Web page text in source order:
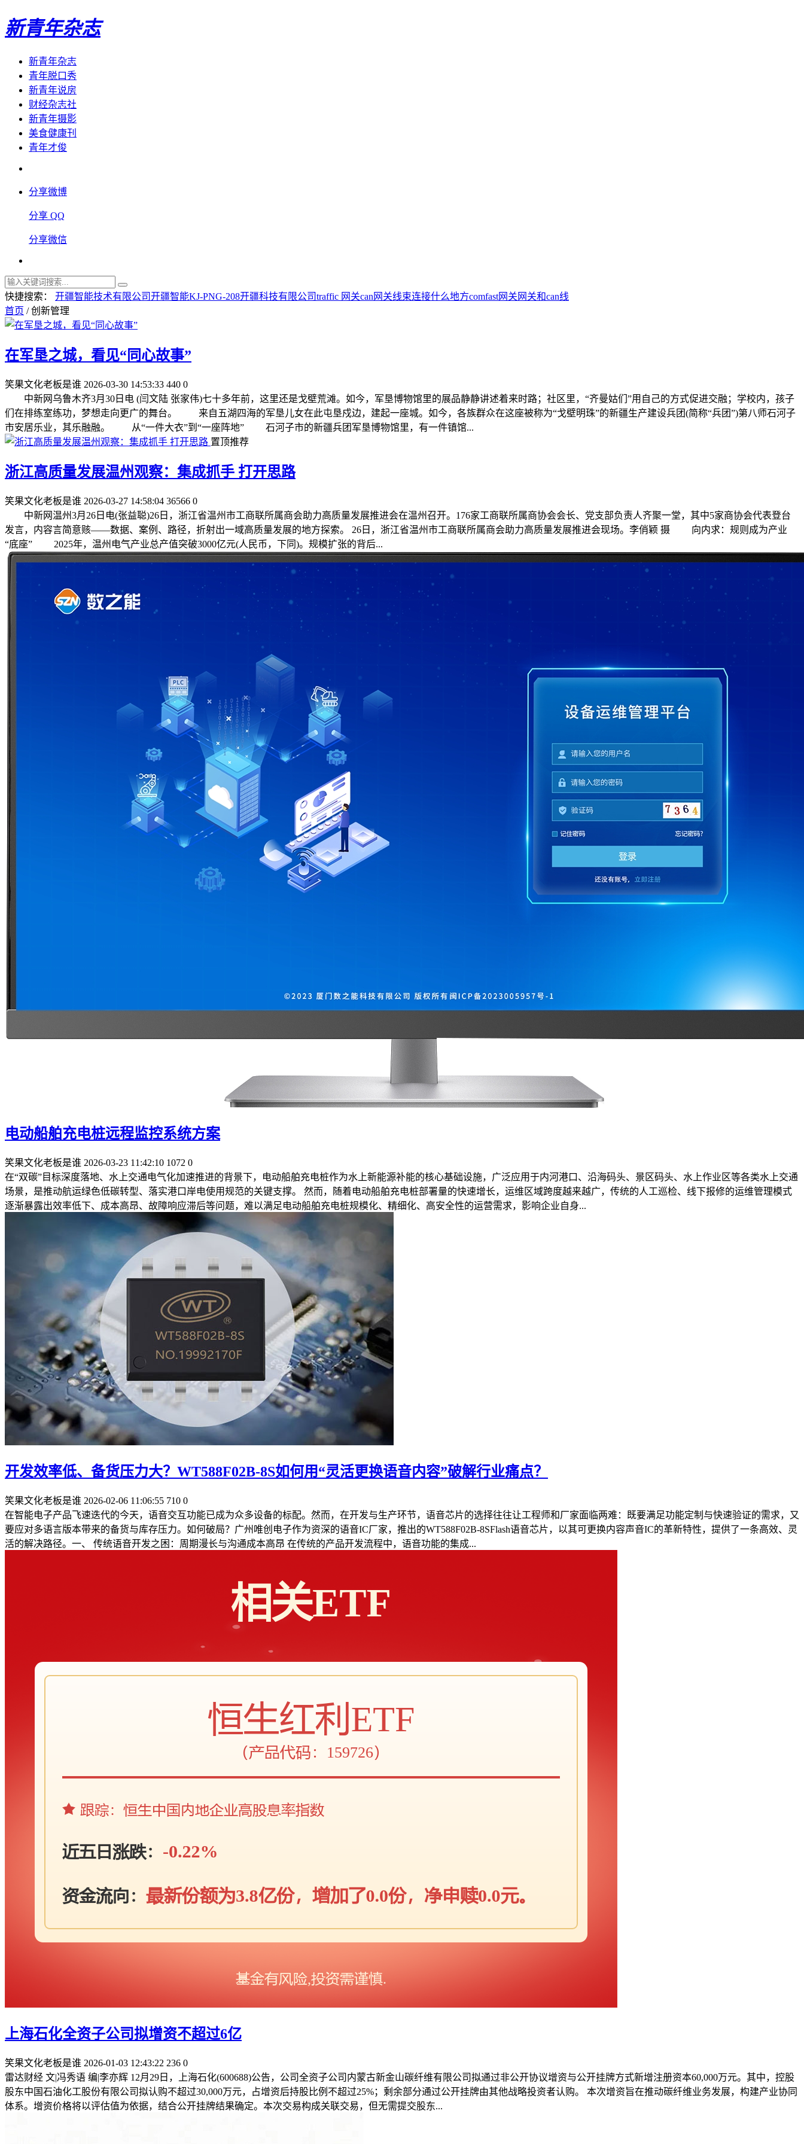
新青年杂志
新青年杂志
青年脱口秀
新青年说房
财经杂志社
新青年摄影
美食健康刊
青年才俊
分享微博
分享 QQ
分享微信
快捷搜索： 开疆智能技术有限公司开疆智能KJ-PNG-208开疆科技有限公司traffic 网关can网关线束连接什么地方comfast网关 网关和can线
首页 / 创新管理
在军垦之城，看见“同心故事”
笑果文化老板是谁 2026-03-30 14:53:33 440 0
中新网乌鲁木齐3月30日电 (闫文陆 张家伟)七十多年前，这里还是戈壁荒滩。如今，军垦博物馆里的展品静静讲述着来时路；社区里，“齐曼姑们”用自己的方式促进交融；学校内，孩子
们在排练室练功，梦想走向更广的舞台。 来自五湖四海的军垦儿女在此屯垦戍边，建起一座城。如今，各族群众在这座被称为“戈壁明珠”的新疆生产建设兵团(简称“兵团”)第八师石河子
市安居乐业，其乐融融。 从“一件大衣”到“一座阵地” 石河子市的新疆兵团军垦博物馆里，有一件镇馆...
置顶推荐
浙江高质量发展温州观察：集成抓手 打开思路
笑果文化老板是谁 2026-03-27 14:58:04 36566 0
中新网温州3月26日电(张益聪)26日，浙江省温州市工商联所属商会助力高质量发展推进会在温州召开。176家工商联所属商协会会长、党支部负责人齐聚一堂，其中5家商协会代表登台
发言，内容言简意赅——数据、案例、路径，折射出一域高质量发展的地方探索。 26日，浙江省温州市工商联所属商会助力高质量发展推进会现场。李俏颖 摄 向内求：规则成为产业
“底座” 2025年，温州电气产业总产值突破3000亿元(人民币，下同)。规模扩张的背后...
电动船舶充电桩远程监控系统方案
笑果文化老板是谁 2026-03-23 11:42:10 1072 0
在“双碳”目标深度落地、水上交通电气化加速推进的背景下，电动船舶充电桩作为水上新能源补能的核心基础设施，广泛应用于内河港口、沿海码头、景区码头、水上作业区等各类水上交通
场景，是推动航运绿色低碳转型、落实港口岸电使用规范的关键支撑。 然而，随着电动船舶充电桩部署量的快速增长，运维区域跨度越来越广，传统的人工巡检、线下报修的运维管理模式
逐渐暴露出效率低下、成本高昂、故障响应滞后等问题，难以满足电动船舶充电桩规模化、精细化、高安全性的运营需求，影响企业自身...
开发效率低、备货压力大？WT588F02B-8S如何用“灵活更换语音内容”破解行业痛点？
笑果文化老板是谁 2026-02-06 11:06:55 710 0
在智能电子产品飞速迭代的今天，语音交互功能已成为众多设备的标配。然而，在开发与生产环节，语音芯片的选择往往让工程师和厂家面临两难：既要满足功能定制与快速验证的需求，又
要应对多语言版本带来的备货与库存压力。如何破局？广州唯创电子作为资深的语音IC厂家，推出的WT588F02B-8SFlash语音芯片，以其可更换内容声音IC的革新特性，提供了一条高效、灵
活的解决路径。 ​ 一、 传统语音开发之困：周期漫长与沟通成本高昂 在传统的产品开发流程中，语音功能的集成...
上海石化全资子公司拟增资不超过6亿
笑果文化老板是谁 2026-01-03 12:43:22 236 0
雷达财经 文|冯秀语 编|李亦辉 12月29日，上海石化(600688)公告，公司全资子公司内蒙古新金山碳纤维有限公司拟通过非公开协议增资与公开挂牌方式新增注册资本60,000万元。其中，控股
股东中国石油化工股份有限公司拟认购不超过30,000万元，占增资后持股比例不超过25%；剩余部分通过公开挂牌由其他战略投资者认购。 本次增资旨在推动碳纤维业务发展，构建产业协同
体系。增资价格将以评估值为依据，结合公开挂牌结果确定。本次交易构成关联交易，但无需提交股东...